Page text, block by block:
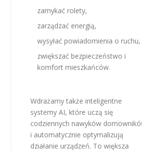
zamykać rolety,
zarządzać energią,
wysyłać powiadomienia o ruchu,
zwiększać bezpieczeństwo i
komfort mieszkańców.
Wdrażamy także inteligentne
systemy AI, które uczą się
codziennych nawyków
i automatycznie optymalizują
działanie urządzeń. To większa